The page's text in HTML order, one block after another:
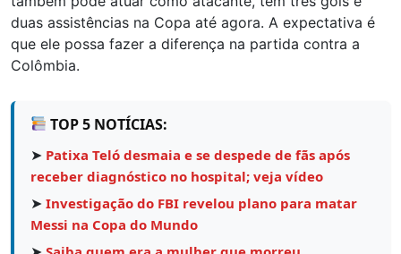
duas assistências na Copa até agora. A expectativa é
que ele possa fazer a diferença na partida contra a
Colômbia.
TOP 5 NOTÍCIAS:
➤ Patixa Teló desmaia e se despede de fãs após
receber diagnóstico no hospital; veja vídeo
➤ Investigação do FBI revelou plano para matar
Messi na Copa do Mundo